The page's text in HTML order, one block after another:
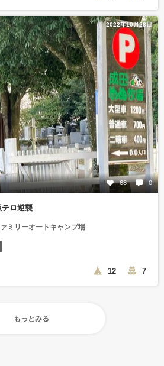
2022年10月28日
68 0
ロ逆襲
ミリーオートキャンプ場
12 7
もっとみる